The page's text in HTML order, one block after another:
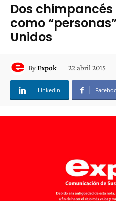
Dos
como
Unidos
ByExpok 22 abril 2015
Linkedin